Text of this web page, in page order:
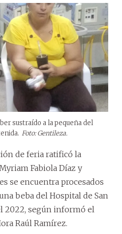
sustraído a la pequeña del
Foto: Gentileza.
de feria ratificó la
Fabiola Díaz y
se encuentra procesados
beba del Hospital de San
2022, según informó el
Raúl Ramírez.